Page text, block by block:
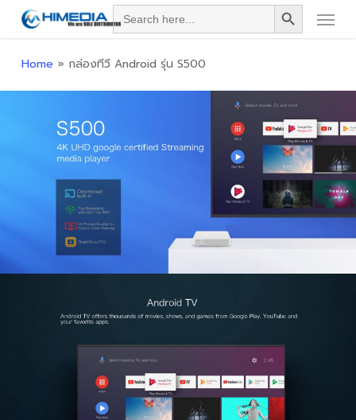
content
Search
for:
Search Button Menu
Home » กล่องทีวี Android รุ่น S500